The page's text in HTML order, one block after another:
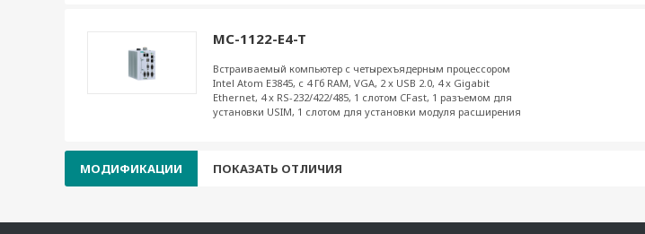
MC-1122-E4-T
Встраиваемый компьютер с четырехъядерным процессором
Intel Atom E3845, с 4 Гб RAM, VGA, 2 x USB 2.0, 4 x Gigabit
Ethernet, 4 x RS-232/422/485, 1 слотом CFast, 1 разъемом для
установки USIM, 1 слотом для установки модуля расширения
МОДИФИКАЦИИ ПОКАЗАТЬ ОТЛИЧИЯ